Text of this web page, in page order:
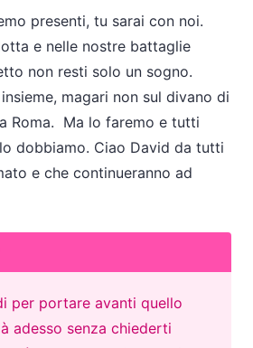
presenti, tu sarai con noi.
e nelle nostre battaglie
non resti solo un sogno.
magari non sul divano di
Roma. Ma lo faremo e tutti
dobbiamo. Ciao David da tutti
e che continueranno ad
per portare avanti quello
adesso senza chiederti